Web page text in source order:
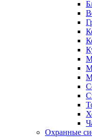
Охранные